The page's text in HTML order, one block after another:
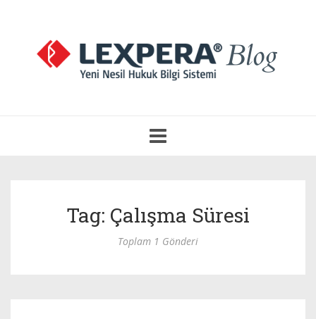
Aç
Tag: Çalışma Süresi
Toplam 1 Gönderi